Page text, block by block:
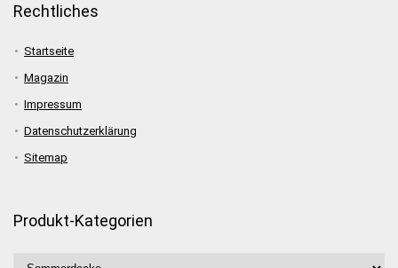
Rechtliches
Startseite
Magazin
Impressum
Datenschutzerklärung
Sitemap
Produkt-Kategorien